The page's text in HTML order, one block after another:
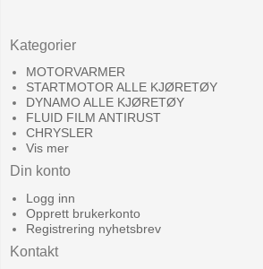
Kategorier
MOTORVARMER
STARTMOTOR ALLE KJØRETØY
DYNAMO ALLE KJØRETØY
FLUID FILM ANTIRUST
CHRYSLER
Vis mer
Din konto
Logg inn
Opprett brukerkonto
Registrering nyhetsbrev
Kontakt